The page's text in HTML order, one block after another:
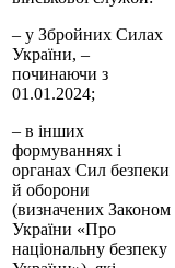
– у Збройних Силах
України, –
починаючи з
01.01.2024;
– в інших
формуваннях і
органах Сил безпеки
й оборони
(визначених Законом
України «Про
національну безпеку